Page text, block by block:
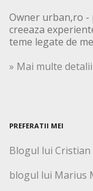
Owner urban,ro
creeaza
teme legate de
» Mai multe detalii
PREFERATII MEI
Blogul lui Cristian
blogul lui Marius